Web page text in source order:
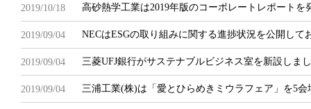
2019/10/18 高砂熱学工業は2019年版のコーポレートレポートを
2019/09/04 NECはESGの取り組みに関する進捗状況を公開して
2019/09/04 三菱UFJ銀行がサステナブルビジネス室を新設しま
2019/09/04 三浦工業(株)は「愛とひらめきミウラフェア」を5